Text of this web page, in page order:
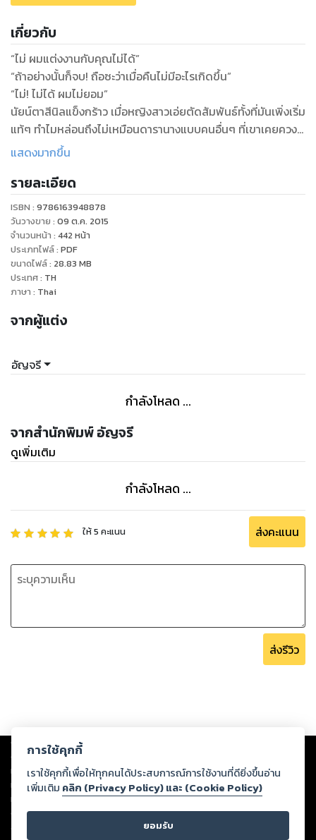
เกี่ยวกับ
“ไม่ ผมแต่งงานกับคุณไม่ได้”
“ถ้าอย่างนั้นก็จบ! ถือซะว่าเมื่อคืนไม่มีอะไรเกิดขึ้น”
“ไม่! ไม่ได้ ผมไม่ยอม”
นัยน์ตาสีนิลแข็งกร้าว เมื่อหญิงสาวเอ่ยตัดสัมพันธ์ทั้งที่มันเพิ่งเริ่ม
แท้ๆ ทำไมหล่อนถึงไม่เหมือนดารานางแบบคนอื่นๆ ที่เขาเคยควง
นะ อยากได้อะไรก็บอกมาสิ ข้าวของเงินทอง รับรองว่าเจ้าหล่อนจะ
เผียะ!
แพรวรุ้งฟาดฝ่ามือลงบนแก้มสากเสียเต็มรัก ตบเขาเธอก็เจ็บ แต่
ไม่ตบก็อดไม่ได้
“เห็นแก่ตัว ทุเรศที่สุด!”
กวินหน้าชา กรามแกร่งขบกันแน่นเพราะความโกรธ ไม่เคยมีใคร
ตบหน้าเขา นัยน์ตาดำดุจ้องหน้านางแบบสาวเขม็ง
“ฉันไม่ใช่อีตัว ฉันรู้ว่าคุณกำลังคิดอะไรอยู่ สายตาคุณมันฟ้อง
ว่าฉันจะเหมือนผู้หญิงคนอื่นๆ ของคุณที่รอท่าขึ้นเตียง พอเสร็จกิจ
บำเรอของใครจำเอาไว้!”
**************************************
แสดงมากขึ้น
รายละเอียด
ISBN : 9786163948878
วันวางขาย : 09 ต.ค. 2015
จำนวนหน้า : 442 หน้า
ประเภทไฟล์: PDF
ขนาดไฟล์: 28.83 MB
ประเทศ: TH
ภาษา : Thai
จากผู้แต่ง
อัญจรี
กำลังโหลด ...
จากสำนักพิมพ์ อัญจรี
ดูเพิ่มเติม
กำลังโหลด ...
ให้5 คะแนน ส่งคะแนน
ส่งรีวิว
Copyright © 2026
ต่อผลงานหรือเนื้อหาใดที่อัปโหลดผ่านเว็บไซต์และปรากฏว่าละเมิดสิทธิใน
ทรัพย์สินทางปัญญาของบุคคลอื่นหรือขัดต่อกฎหมายและศีลธรรม ดังนั้น ผู้อ่าน
ทุกท่านโปรดใช้วิจารณญาณในการกลั่นกรองด้วยตนเอง และหากท่านพบว่าส่วน
หนึ่งส่วนใดขัดต่อกฎหมายและศีลธรรม กรุณาแจ้งมายังบริษัท เพื่อทีมงานจะได้
ดำเนินการในทันที ทั้งนี้ ทางสตอรี่ล็อกขอสงวนลิขสิทธิ์ตามพระราชบัญญัติ
ลิขสิทธิ์ พ.ศ. 2537 (ฉบับล่าสุด)
การใช้คุกกี้
เราใช้คุกกี้เพื่อให้ทุกคนได้ประสบการณ์การใช้งานที่ดียิ่งขึ้นอ่าน
เพิ่มเติม คลิก (Privacy Policy) และ (Cookie Policy)
ยอมรับ